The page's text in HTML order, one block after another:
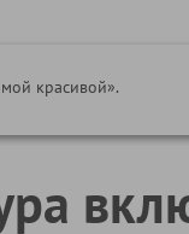
красивой».